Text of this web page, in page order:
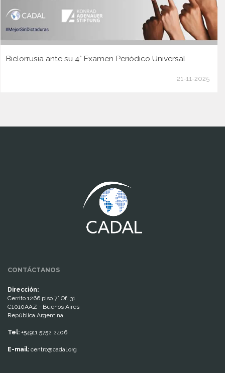
Bielorrusia ante su 4° Examen Periódico Universal
21-11-2025
CONTÁCTANOS
Dirección:
Cerrito 1266 piso 7° Of. 31
C1010AAZ - Buenos Aires
República Argentina
Tel: +54911 5752 2406
E-mail: centro@cadal.org